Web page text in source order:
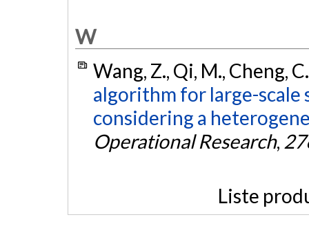
W
Wang, Z., Qi, M., Cheng,
algorithm for large-
considering a
Operational Research,
Liste